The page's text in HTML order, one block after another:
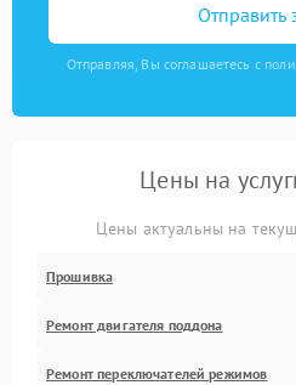
Отправить
Отправляя, Вы соглашаетесь с
Цены на
Цены актуальны на
Прошивка
Ремонт двигателя поддона
Ремонт переключателей режимов